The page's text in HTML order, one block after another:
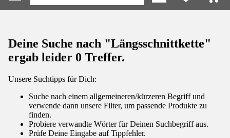
Deine Suche nach "Längsschnittkette"
ergab leider 0 Treffer.
Unsere Suchtipps für Dich:
Suche nach einem allgemeineren/kürzeren Begriff und
verwende dann unsere Filter, um passende Produkte zu
finden.
Probiere verwandte Wörter für Deinen Suchbegriff aus.
Prüfe Deine Eingabe auf Tippfehler.